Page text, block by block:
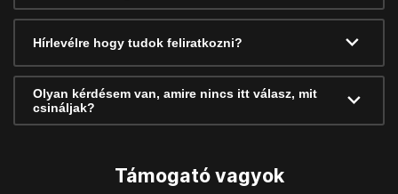
Hírlevélre hogy tudok feliratkozni?
Olyan kérdésem van, amire nincs itt válasz, mit
csináljak?
Támogató vagyok